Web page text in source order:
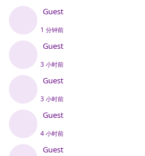
Guest
1 分钟前
Guest
3 小时前
Guest
3 小时前
Guest
4 小时前
Guest